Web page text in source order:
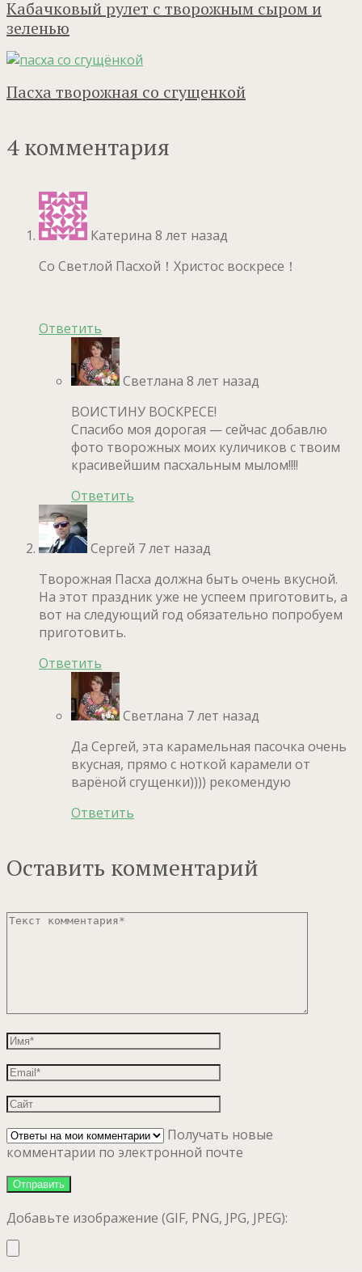
Кабачковый рулет с творожным сыром и
зеленью
Пасха творожная со сгущенкой
4 комментария
Катерина 8 лет назад
Со Светлой Пасхой！Христос воскресе！
Ответить
Светлана 8 лет назад
ВОИСТИНУ ВОСКРЕСЕ!
Спасибо моя дорогая — сейчас добавлю
фото творожных моих куличиков с твоим
красивейшим пасхальным мылом!!!!
Ответить
Сергей 7 лет назад
Творожная Пасха должна быть очень вкусной.
На этот праздник уже не успеем приготовить, а
вот на следующий год обязательно попробуем
приготовить.
Ответить
Светлана 7 лет назад
Да Сергей, эта карамельная пасочка очень
вкусная, прямо с ноткой карамели от
варёной сгущенки)))) рекомендую
Ответить
Оставить комментарий
Получать новые
комментарии по электронной почте
Добавьте изображение (GIF, PNG, JPG, JPEG):